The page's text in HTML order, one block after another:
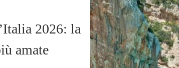
2026: la
amate